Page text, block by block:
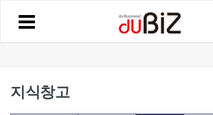
지식창고